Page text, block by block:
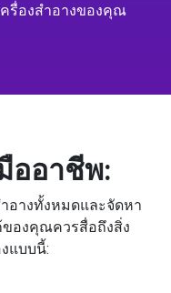
รื่องสำอางของคุณ
ออาชีพ:
อางทั้งหมดและจัดหา
องคุณควรสื่อถึงสิ่ง
แบบนี้: